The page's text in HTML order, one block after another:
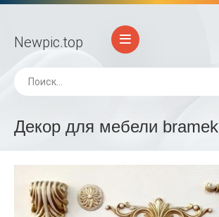
Newpic.top
Декор для мебели bramek